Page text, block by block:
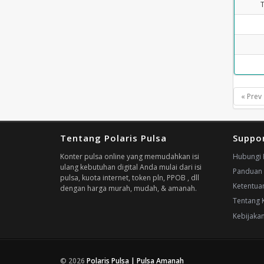
« Prev
Tentang Polaris Pulsa
Konter pulsa online yang memudahkan isi
ulang kebutuhan digital Anda mulai dari isi
pulsa, kuota internet, token pln, PPOB , dll
dengan harga murah, mudah, & amanah.
Hubungi
Panduan
Tentang
© 2026 Polaris Pulsa | Pulsa Amanah